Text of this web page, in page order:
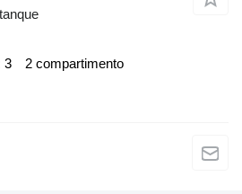
3 2 compartimento